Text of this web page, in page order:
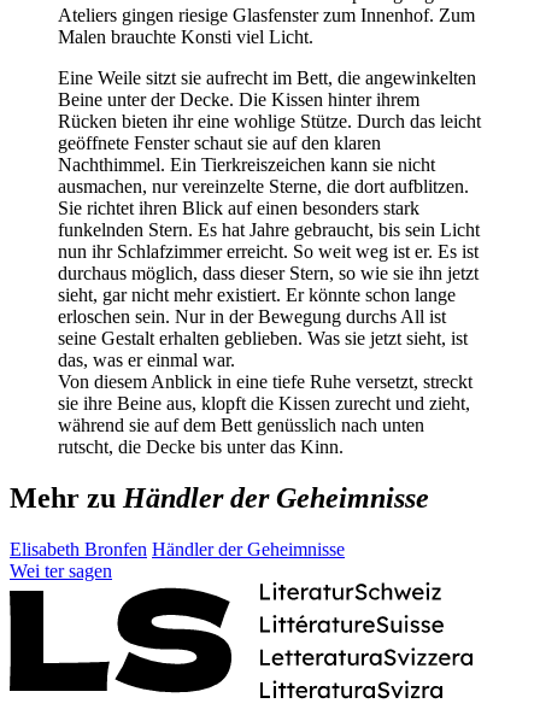
Ateliers gingen riesige Glasfenster zum Innenhof. Zum
Malen brauchte Konsti viel Licht.
Eine Weile sitzt sie aufrecht im Bett, die angewinkelten
Beine unter der Decke. Die Kissen hinter ihrem
Rücken bieten ihr eine wohlige Stütze. Durch das leicht
geöffnete Fenster schaut sie auf den klaren
Nachthimmel. Ein Tierkreiszeichen kann sie nicht
ausmachen, nur vereinzelte Sterne, die dort aufblitzen.
Sie richtet ihren Blick auf einen besonders stark
funkelnden Stern. Es hat Jahre gebraucht, bis sein Licht
nun ihr Schlafzimmer erreicht. So weit weg ist er. Es ist
durchaus möglich, dass dieser Stern, so wie sie ihn jetzt
sieht, gar nicht mehr existiert. Er könnte schon lange
erloschen sein. Nur in der Bewegung durchs All ist
seine Gestalt erhalten geblieben. Was sie jetzt sieht, ist
das, was er einmal war.
Von diesem Anblick in eine tiefe Ruhe versetzt, streckt
sie ihre Beine aus, klopft die Kissen zurecht und zieht,
während sie auf dem Bett genüsslich nach unten
rutscht, die Decke bis unter das Kinn.
Mehr zu Händler der Geheimnisse
Elisabeth Bronfen Händler der Geheimnisse
Wei ter sagen